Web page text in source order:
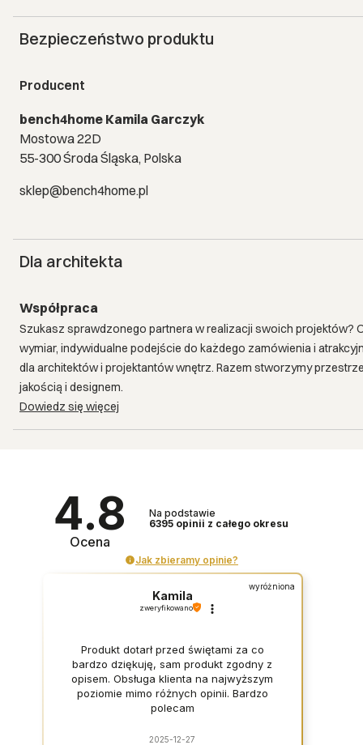
Bezpieczeństwo produktu
Producent
bench4home Kamila Garczyk
Mostowa 22D
55-300 Środa Śląska, Polska
sklep@bench4home.pl
Dla architekta
Współpraca
Szukasz sprawdzonego partnera w realizacji swoich projektów?
wymiar, indywidualne podejście do każdego zamówienia i
dla architektów i projektantów wnętrz. Razem stworzymy
jakością i designem.
Dowiedz się więcej
4.8
Ocena
Na podstawie
6395 opinii z całego okresu
Jak zbieramy opinie?
wyróżniona
Kamila
zweryfikowano
Produkt dotarł przed świętami za co
bardzo dziękuję, sam produkt zgodny z
opisem. Obsługa klienta na najwyższym
poziomie mimo różnych opinii. Bardzo
polecam
2025-12-27